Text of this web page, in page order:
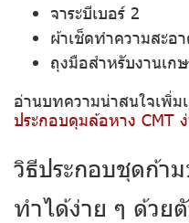
จาระบีเบอร์ 2
ผ้าเช็ดทำความสะอ
ถุงมือสำหรับงานเก
อ่านบทความน่าสนใจเพิ่ม
ประกอบดุมล้อหาง CMT
วิธีประกอบชุดก้า
ทำได้ง่าย ๆ ด้วย